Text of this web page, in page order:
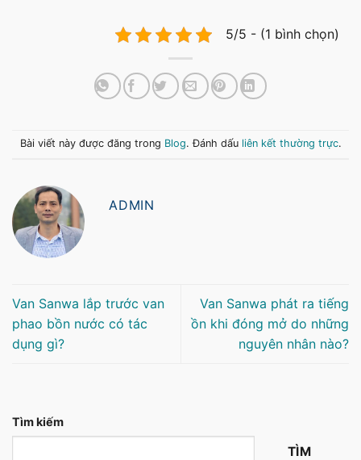
5/5 - (1 bình chọn)
Bài viết này được đăng trong Blog. Đánh dấu liên kết thường trực.
ADMIN
Van Sanwa lắp trước van
phao bồn nước có tác
dụng gì?
Van Sanwa phát ra tiếng
ồn khi đóng mở do những
nguyên nhân nào?
Tìm kiếm
TÌM